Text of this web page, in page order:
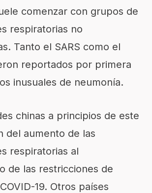
comenzar con grupos de
respiratorias no
Tanto el SARS como el
reportados por primera
inusuales de neumonía.
chinas a principios de este
del aumento de las
respiratorias al
de las restricciones de
19. Otros países